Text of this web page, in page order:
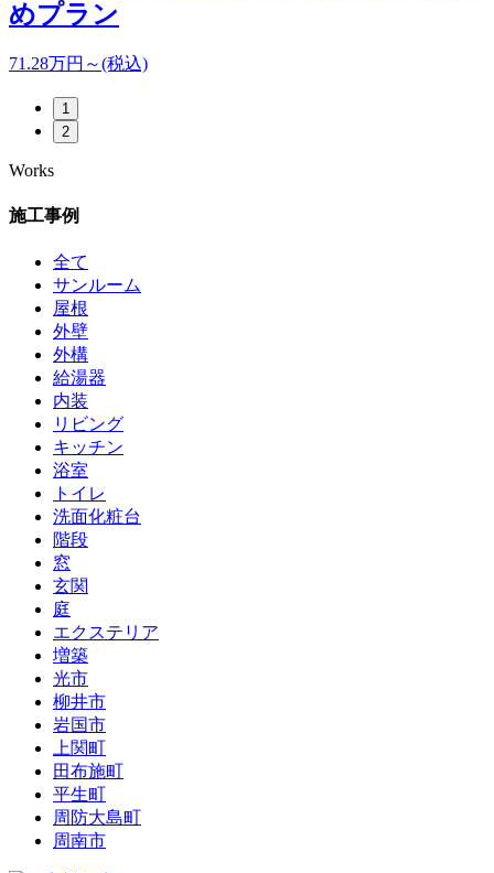
めプラン
71.28万円～(税込)
1
2
Works
施工事例
全て
サンルーム
屋根
外壁
外構
給湯器
内装
リビング
キッチン
浴室
トイレ
洗面化粧台
階段
窓
玄関
庭
エクステリア
増築
光市
柳井市
岩国市
上関町
田布施町
平生町
周防大島町
周南市